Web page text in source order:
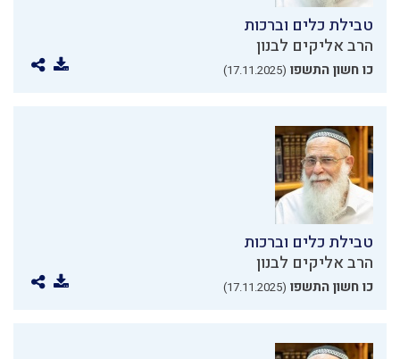
טבילת כלים וברכות
הרב אליקים לבנון
כו חשון התשפו (17.11.2025)
טבילת כלים וברכות
הרב אליקים לבנון
כו חשון התשפו (17.11.2025)